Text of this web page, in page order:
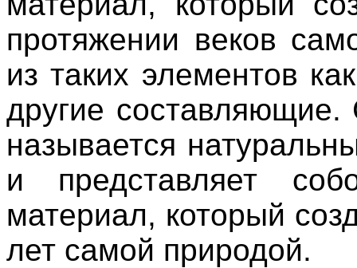
протяжении веков
из таких элементов
другие
называется
и представляет
материал, который
лет самой природой.